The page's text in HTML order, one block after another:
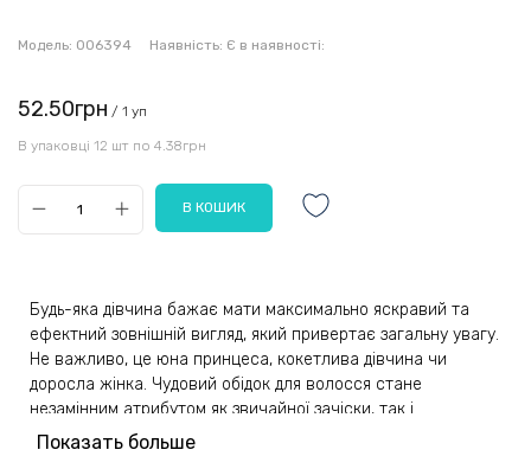
Модель: 006394 Наявність: Є в наявності:
52.50грн / 1 уп
В упаковці 12 шт по 4.38грн
Будь-яка дівчина бажає мати максимально яскравий та
ефектний зовнішній вигляд, який привертає загальну увагу.
Не важливо, це юна принцеса, кокетлива дівчина чи
доросла жінка. Чудовий обідок для волосся стане
незамінним атрибутом як звичайної зачіски, так і
особливого випадку.
Показать больше